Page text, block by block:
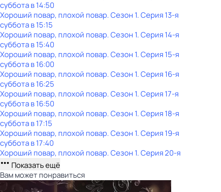
субботав14:50
Хороший повар, плохой повар. Сезон 1. Серия 13-я
субботав15:15
Хороший повар, плохой повар. Сезон 1. Серия 14-я
субботав15:40
Хороший повар, плохой повар. Сезон 1. Серия 15-я
субботав16:00
Хороший повар, плохой повар. Сезон 1. Серия 16-я
субботав16:25
Хороший повар, плохой повар. Сезон 1. Серия 17-я
субботав16:50
Хороший повар, плохой повар. Сезон 1. Серия 18-я
субботав17:15
Хороший повар, плохой повар. Сезон 1. Серия 19-я
субботав17:40
Хороший повар, плохой повар. Сезон 1. Серия 20-я
Показать ещё
Вам может понравиться